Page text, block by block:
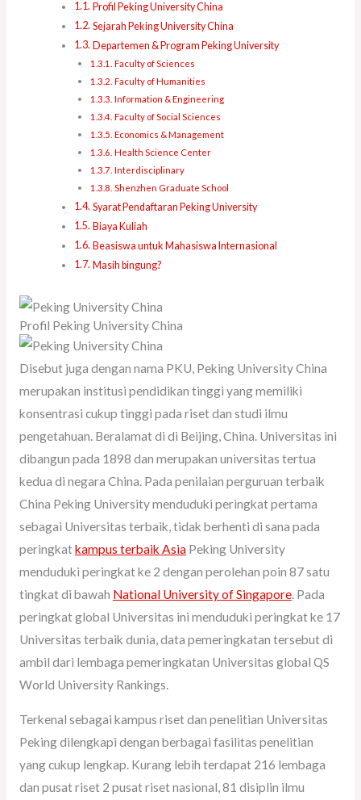
Profil Peking University China
Sejarah Peking University China
Departemen & Program Peking University
Faculty of Sciences
Faculty of Humanities
Information & Engineering
Faculty of Social Sciences
Economics & Management
Health Science Center
Interdisciplinary
Shenzhen Graduate School
Syarat Pendaftaran Peking University
Biaya Kuliah
Beasiswa untuk Mahasiswa Internasional
Masih bingung?
Profil Peking University China
Disebut juga dengan nama PKU, Peking University China
merupakan institusi pendidikan tinggi yang memiliki
konsentrasi cukup tinggi pada riset dan studi ilmu
pengetahuan. Beralamat di di Beijing, China. Universitas ini
dibangun pada 1898 dan merupakan universitas tertua
kedua di negara China. Pada penilaian perguruan terbaik
China Peking University menduduki peringkat pertama
sebagai Universitas terbaik, tidak berhenti di sana pada
peringkatkampus terbaik AsiaPeking University
menduduki peringkat ke 2 dengan perolehan poin 87 satu
tingkat di bawah National University of Singapore. Pada
peringkat global Universitas ini menduduki peringkat ke 17
Universitas terbaik dunia, data pemeringkatan tersebut di
ambil dari lembaga pemeringkatan Universitas global QS
World University Rankings.
Terkenal sebagai kampus riset dan penelitian Universitas
Peking dilengkapi dengan berbagai fasilitas penelitian
yang cukup lengkap. Kurang lebih terdapat 216 lembaga
dan pusat riset 2 pusat riset nasional, 81 disiplin ilmu